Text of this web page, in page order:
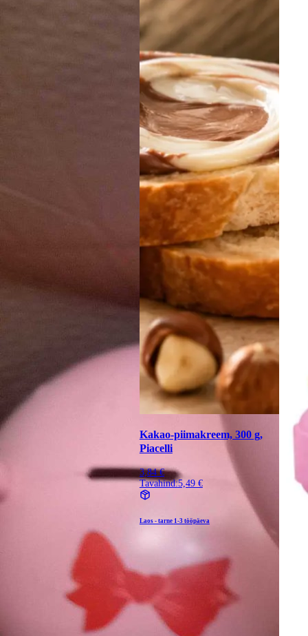
Kakao-piimakreem, 300 g,
Piacelli
3,84 €
Tavahind:5,49 €
Laos - tarne 1-3 tööpäeva